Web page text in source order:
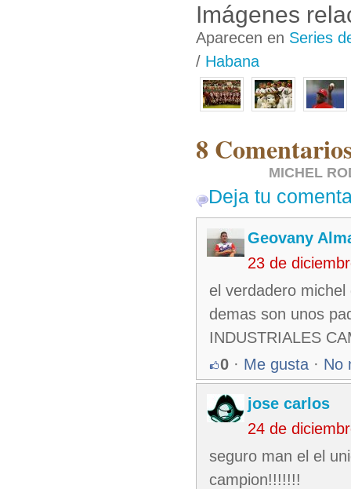
Imágenes
Aparecen en Series
/ Habana
8
MICHEL
Deja tu
Geovany
23 de
el verdadero
demas son unos
INDUSTRIALES
0 · Me gusta · No
jose carlos
24 de
seguro man el el
campion!!!!!!!